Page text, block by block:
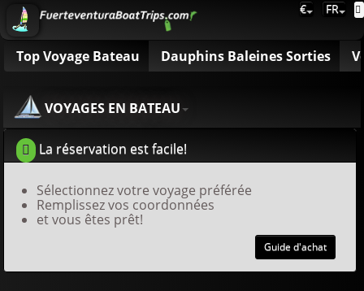
€ FR
Top Voyage Bateau Dauphins Baleines Sorties
VOYAGES EN BATEAU
La réservation est facile!
Sélectionnez votre voyage préférée
Remplissez vos coordonnées
et vous êtes prêt!
Guide d'achat